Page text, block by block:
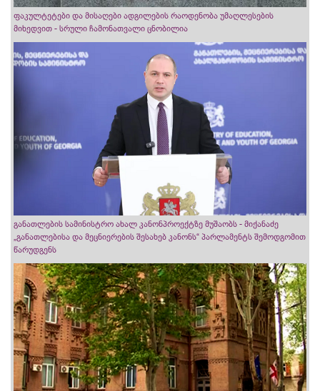
ფაკულტეტები და მისაღები ადგილების რაოდენობა უმაღლესების
მიხედვით - სრული ჩამონათვალი ცნობილია
განათლების სამინისტრო ახალ კანონპროექტზე მუშაობს - მიქანაძე
„განათლებისა და მეცნიერების შესახებ კანონს“ პარლამენტს შემოდგომით
წარუდგენს